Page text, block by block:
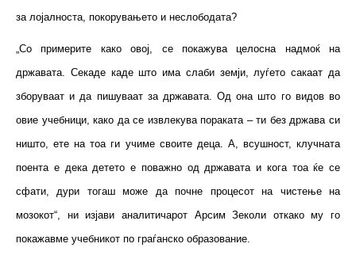
за лојалноста, покорувањето и неслободата?
„Со примерите како овој, се покажува целосна надмоќ на
државата. Секаде каде што има слаби земји, луѓето сакаат да
зборуваат и да пишуваат за државата. Од она што го видов во
овие учебници, како да се извлекува пораката – ти без држава си
ништо, ете на тоа ги учиме своите деца. А, всушност, клучната
поента е дека детето е поважно од државата и кога тоа ќе се
сфати, дури тогаш може да почне процесот на чистење на
мозокот“, ни изјави аналитичарот Арсим Зеколи откако му го
покажавме учебникот по граѓанско образование.